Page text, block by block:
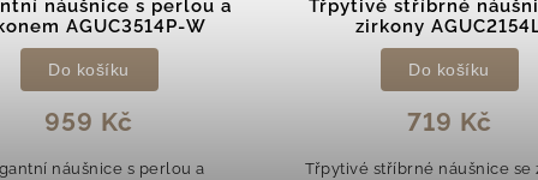
stříbrné náušnice se
AGUC2154L
719 Kč
Do košíku
stříbrné náušnice se zirkony
Slušivé stříbrné
červenými zirkony
589 Kč
Do košíku
Srdce v červené – stříbrné